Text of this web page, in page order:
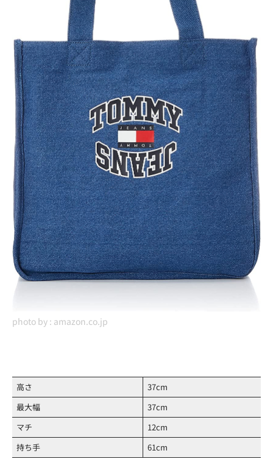
photo by : amazon.co.jp
高さ
37cm
最大幅
37cm
マチ
12cm
持ち手
61cm